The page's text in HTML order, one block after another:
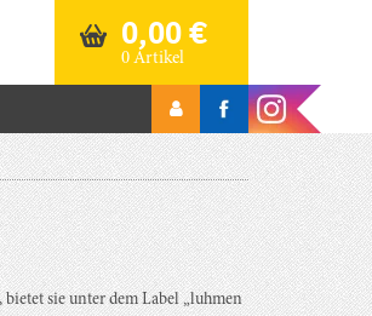
0,00€
0 Artikel
sie unter dem Label „luhmen